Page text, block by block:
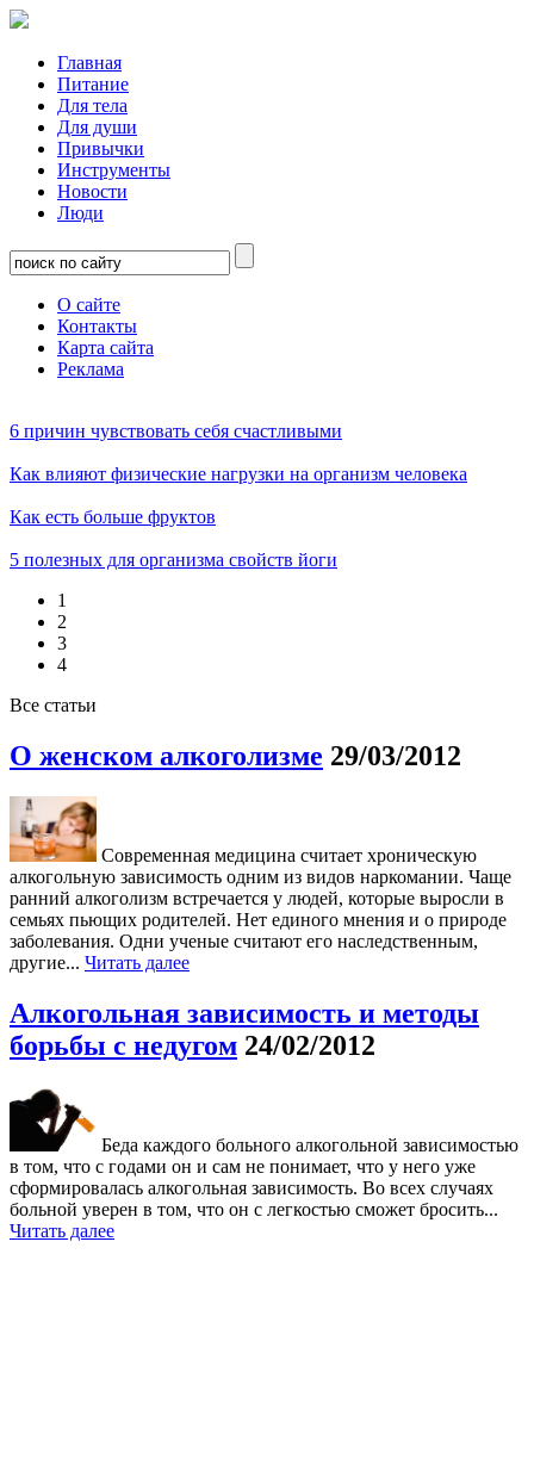
Главная
Питание
Для тела
Для души
Привычки
Инструменты
Новости
Люди
О сайте
Контакты
Карта сайта
Реклама
6 причин чувствовать себя счастливыми
Как влияют физические нагрузки на организм человека
Как есть больше фруктов
5 полезных для организма свойств йоги
1
2
3
4
Все статьи
О женском алкоголизме 29/03/2012
Современная медицина считает хроническую
алкогольную зависимость одним из видов наркомании. Чаще
ранний алкоголизм встречается у людей, которые выросли в
семьях пьющих родителей. Нет единого мнения и о природе
заболевания. Одни ученые считают его наследственным,
другие... Читать далее
Алкогольная зависимость и методы
борьбы с недугом 24/02/2012
Беда каждого больного алкогольной зависимостью
в том, что c годами он и сам не понимает, что у него уже
сформировалась алкогольная зависимость. Во всех случаях
больной уверен в том, что он с легкостью сможет бросить...
Читать далее